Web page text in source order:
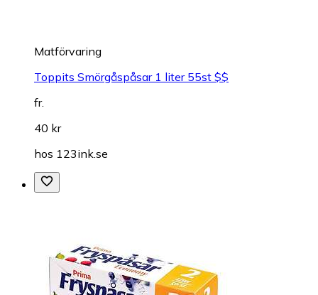
Matförvaring
Toppits Smörgåspåsar 1 liter 55st $$
fr.
40 kr
hos 123ink.se